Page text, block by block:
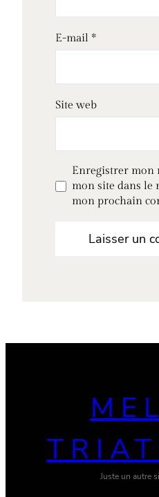
E-mail *
Site web
Enregistrer mon
mon site dans le
mon prochain
Juste un autre